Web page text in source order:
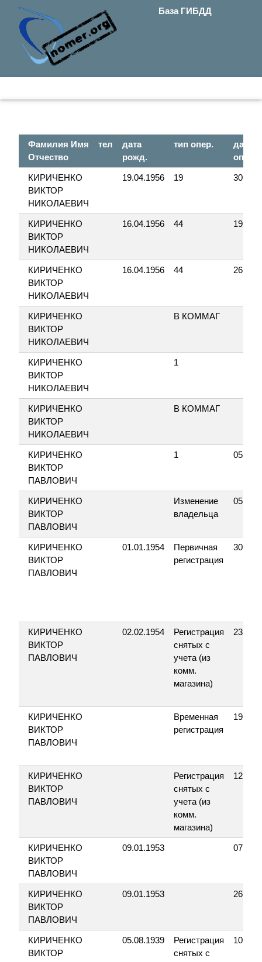
База ГИБДД
Фамилия Имя
Отчество
тел
дата
рожд.
тип опер.
дата
опер.
КИРИЧЕНКО
ВИКТОР
НИКОЛАЕВИЧ
19.04.1956 19
КИРИЧЕНКО
ВИКТОР
НИКОЛАЕВИЧ
16.04.1956 44
КИРИЧЕНКО
ВИКТОР
НИКОЛАЕВИЧ
16.04.1956 44
КИРИЧЕНКО
ВИКТОР
НИКОЛАЕВИЧ
В КОММАГ
КИРИЧЕНКО
ВИКТОР
НИКОЛАЕВИЧ
1
КИРИЧЕНКО
ВИКТОР
НИКОЛАЕВИЧ
В КОММАГ
КИРИЧЕНКО
ВИКТОР
ПАВЛОВИЧ
1
КИРИЧЕНКО
ВИКТОР
ПАВЛОВИЧ
Изменение
владельца
КИРИЧЕНКО
ВИКТОР
ПАВЛОВИЧ
01.01.1954
Первичная
регистрация
КИРИЧЕНКО
ВИКТОР
ПАВЛОВИЧ
02.02.1954
Регистрация
снятых с
учета (из
комм.
магазина)
КИРИЧЕНКО
ВИКТОР
ПАВЛОВИЧ
Временная
регистрация
КИРИЧЕНКО
ВИКТОР
ПАВЛОВИЧ
Регистрация
снятых с
учета (из
комм.
магазина)
КИРИЧЕНКО
ВИКТОР
ПАВЛОВИЧ
09.01.1953
КИРИЧЕНКО
ВИКТОР
ПАВЛОВИЧ
09.01.1953
КИРИЧЕНКО
ВИКТОР
05.08.1939
Регистрация
снятых с